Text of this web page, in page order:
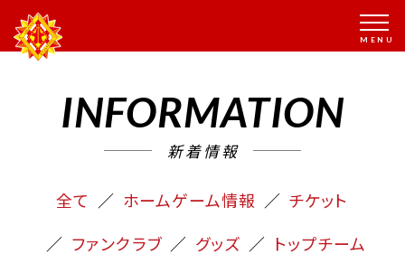
INFORMATION
新着情報
全て ホームゲーム情報
チケット
ファンクラブ
グッズ
トップチーム